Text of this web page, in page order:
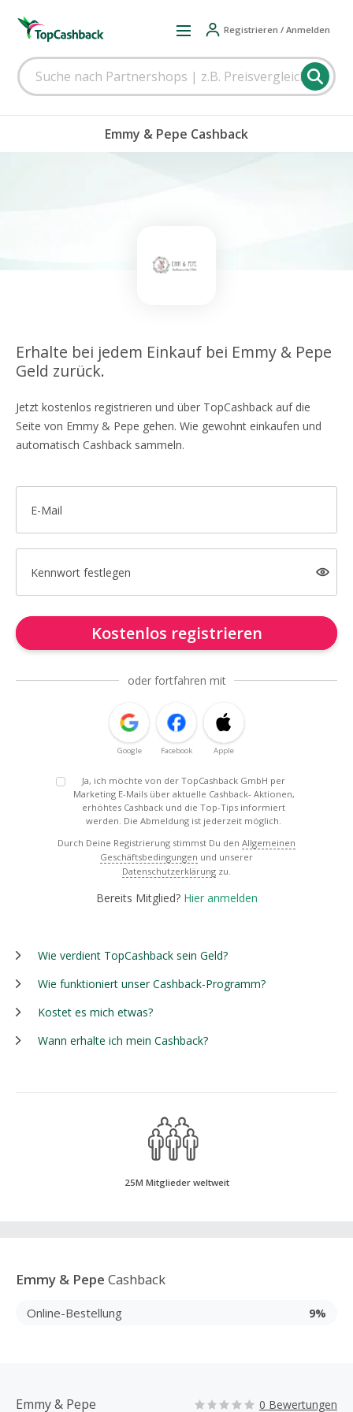
Registrieren / Anmelden
Emmy & Pepe Cashback
Erhalte bei jedem Einkauf bei Emmy & Pepe
Geld zurück.
Jetzt kostenlos registrieren und über TopCashback auf die
Seite von Emmy & Pepe gehen. Wie gewohnt einkaufen und
automatisch Cashback sammeln.
E-Mail
Kennwort festlegen
Kostenlos registrieren
oder fortfahren mit
Google Facebook Apple
Ja, ich möchte von der TopCashback GmbH per
Marketing E-Mails über aktuelle Cashback- Aktionen,
erhöhtes Cashback und die Top-Tips informiert
werden. Die Abmeldung ist jederzeit möglich.
Durch Deine Registrierung stimmst Du den Allgemeinen
Geschäftsbedingungen und unserer
Datenschutzerklärung zu.
Bereits Mitglied? Hier anmelden
Wie verdient TopCashback sein Geld?
Wie funktioniert unser Cashback-Programm?
Kostet es mich etwas?
Wann erhalte ich mein Cashback?
25M Mitglieder weltweit
Emmy & Pepe Cashback
Online-Bestellung 9%
Emmy & Pepe 0 Bewertungen